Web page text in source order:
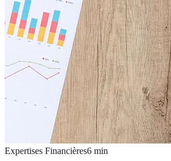
Expertises Financières6 min